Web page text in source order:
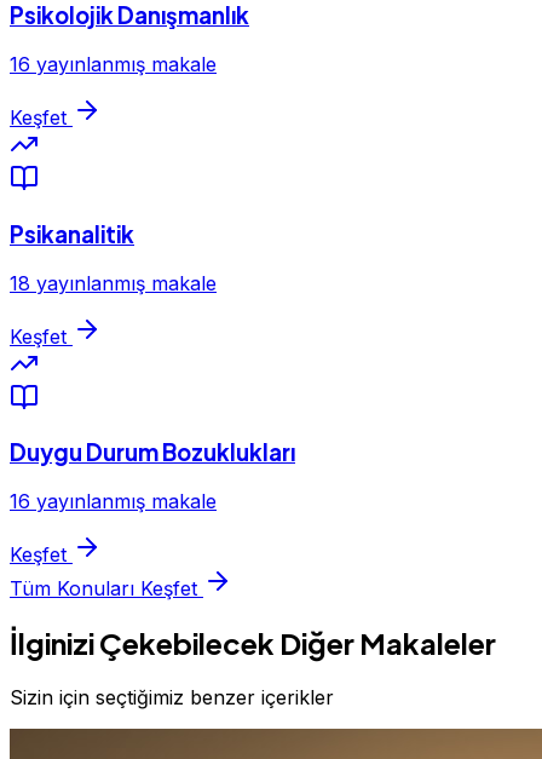
Psikolojik Danışmanlık
16 yayınlanmış makale
Keşfet
Psikanalitik
18 yayınlanmış makale
Keşfet
Duygu Durum Bozuklukları
16 yayınlanmış makale
Keşfet
Tüm Konuları Keşfet
İlginizi Çekebilecek Diğer Makaleler
Sizin için seçtiğimiz benzer içerikler